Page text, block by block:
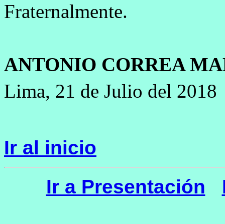
Fraternalmente.
ANTONIO CORREA
Lima, 21 de Julio del 2018
Ir al inicio
Ir a Presentación